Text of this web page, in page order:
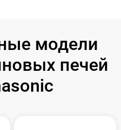
модели
печей